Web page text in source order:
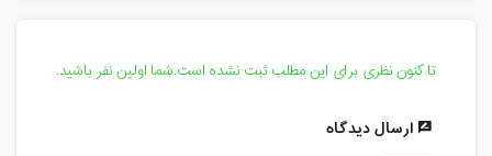
تا کنون نظری برای این مطلب ثبت نشده است.شما اولین نفر باشید.
ارسال دیدگاه